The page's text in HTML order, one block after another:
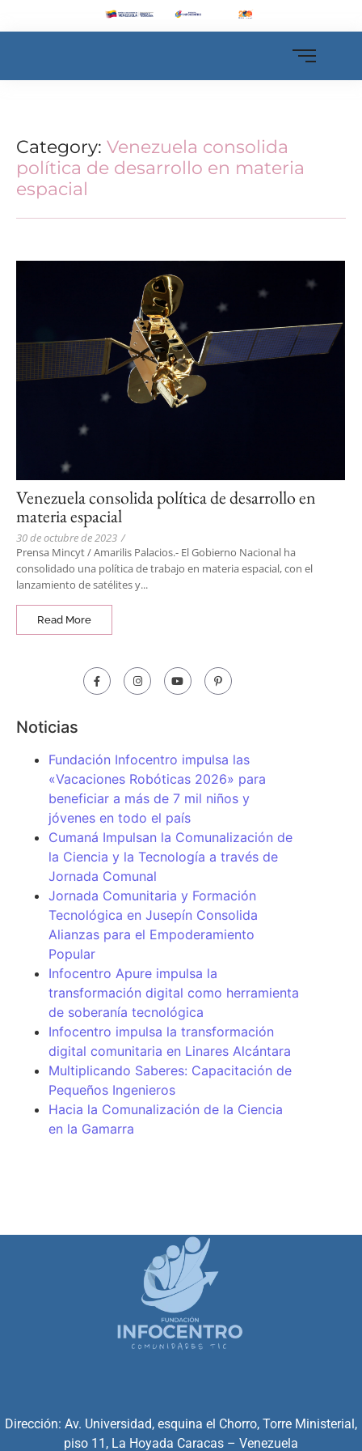
Category: Venezuela consolida
política de desarrollo en materia
espacial
Venezuela consolida política de desarrollo en
materia espacial
30 de octubre de 2023 /
Prensa Mincyt / Amarilis Palacios.- El Gobierno Nacional ha
consolidado una política de trabajo en materia espacial, con el
lanzamiento de satélites y...
Read More
Noticias
Fundación Infocentro impulsa las
«Vacaciones Robóticas 2026» para
beneficiar a más de 7 mil niños y
jóvenes en todo el país
Cumaná Impulsan la Comunalización de
la Ciencia y la Tecnología a través de
Jornada Comunal
Jornada Comunitaria y Formación
Tecnológica en Jusepín Consolida
Alianzas para el Empoderamiento
Popular
Infocentro Apure impulsa la
transformación digital como herramienta
de soberanía tecnológica
Infocentro impulsa la transformación
digital comunitaria en Linares Alcántara
Multiplicando Saberes: Capacitación de
Pequeños Ingenieros
Hacia la Comunalización de la Ciencia
en la Gamarra
Dirección: Av. Universidad, esquina el Chorro, Torre Ministerial,
piso 11, La Hoyada Caracas – Venezuela